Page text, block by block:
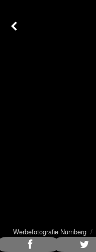
Werbefotografie Nürnberg/